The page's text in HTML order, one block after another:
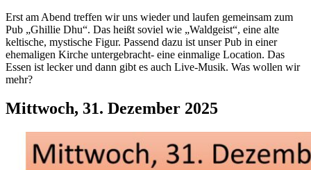
Erst am Abend treffen wir uns wieder und laufen gemeinsam zum
Pub „Ghillie Dhu“. Das heißt soviel wie „Waldgeist“, eine alte
keltische, mystische Figur. Passend dazu ist unser Pub in einer
ehemaligen Kirche untergebracht- eine einmalige Location. Das
Essen ist lecker und dann gibt es auch Live-Musik. Was wollen wir
mehr?
Mittwoch, 31. Dezember 2025